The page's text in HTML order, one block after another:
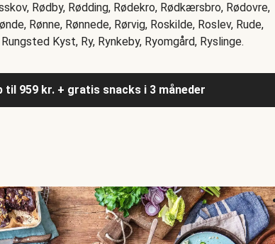
Rødby, Rødding, Rødekro, Rødkærsbro, Rødovre,
Rønne, Rønnede, Rørvig, Roskilde, Roslev, Rude,
Kyst, Ry, Rynkeby, Ryomgård, Ryslinge.
til 959 kr. + gratis snacks i 3 måneder